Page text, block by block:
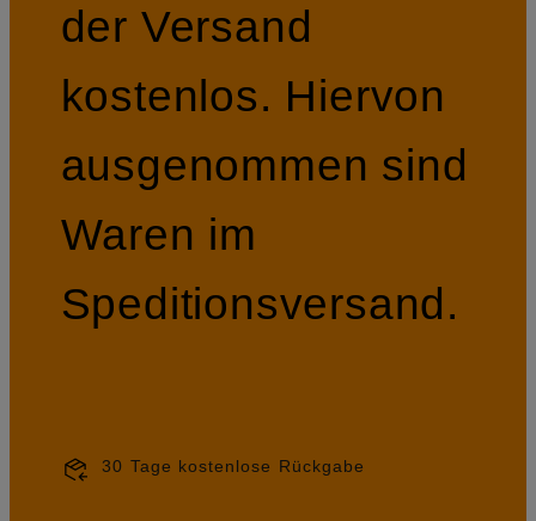
der Versand
kostenlos. Hiervon
ausgenommen sind
Waren im
Speditionsversand.
30 Tage kostenlose Rückgabe